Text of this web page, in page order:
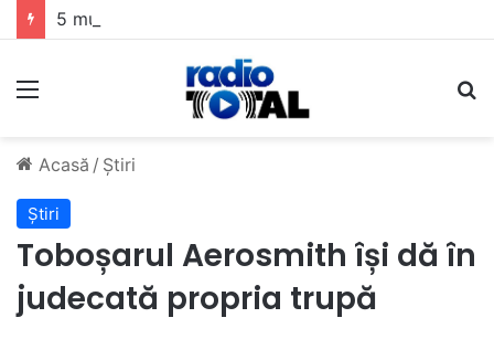
Meniu
Acasă / Știri
Știri
Toboșarul Aerosmith își dă în
judecată propria trupă